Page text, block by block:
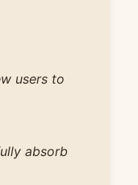
users to
absorb